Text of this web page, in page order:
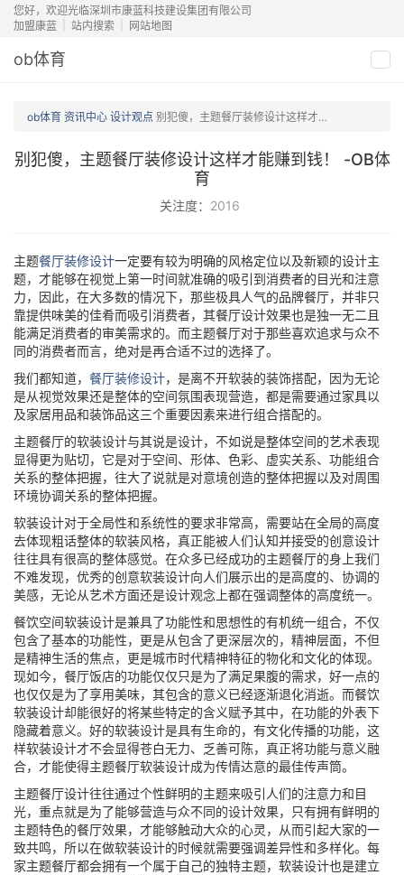
您好，欢迎光临深圳市康蓝科技建设集团有限公司
加盟康蓝
站内搜索 网站地图
ob体育
切
ob体育 资讯中心 设计观点 别犯傻，主题餐厅装修设计这样才能赚到钱！
别犯傻，主题餐厅装修设计这样才能赚到钱！ -OB体
育
关注度： 2016
主题餐厅装修设计一定要有较为明确的风格定位以及新颖的设计主
题，才能够在视觉上第一时间就准确的吸引到消费者的目光和注意
力，因此，在大多数的情况下，那些极具人气的品牌餐厅，并非只
靠提供味美的佳肴而吸引消费者，其餐厅设计效果也是独一无二且
能满足消费者的审美需求的。而主题餐厅对于那些喜欢追求与众不
同的消费者而言，绝对是再合适不过的选择了。
我们都知道， 餐厅装修设计，是离不开软装的装饰搭配，因为无论
是从视觉效果还是整体的空间氛围表现营造，都是需要通过家具以
及家居用品和装饰品这三个重要因素来进行组合搭配的。
主题餐厅的软装设计与其说是设计，不如说是整体空间的艺术表现
显得更为贴切，它是对于空间、形体、色彩、虚实关系、功能组合
关系的整体把握，往大了说就是对意境创造的整体把握以及对周围
环境协调关系的整体把握。
软装设计对于全局性和系统性的要求非常高，需要站在全局的高度
去体现粗话整体的软装风格，真正能被人们认知并接受的创意设计
往往具有很高的整体感觉。在众多已经成功的主题餐厅的身上我们
不难发现，优秀的创意软装设计向人们展示出的是高度的、协调的
美感，无论从艺术方面还是设计观念上都在强调整体的高度统一。
餐饮空间软装设计是兼具了功能性和思想性的有机统一组合，不仅
包含了基本的功能性，更是从包含了更深层次的，精神层面，不但
是精神生活的焦点，更是城市时代精神特征的物化和文化的体现。
现如今，餐厅饭店的功能仅仅只是为了满足果腹的需求，好一点的
也仅仅是为了享用美味，其包含的意义已经逐渐退化消逝。而餐饮
软装设计却能很好的将某些特定的含义赋予其中，在功能的外表下
隐藏着意义。好的软装设计是具有生命的，有文化传播的功能，这
样软装设计才不会显得苍白无力、乏善可陈，真正将功能与意义融
合，才能使得主题餐厅软装设计成为传情达意的最佳传声筒。
主题餐厅设计往往通过个性鲜明的主题来吸引人们的注意力和目
光，重点就是为了能够营造与众不同的设计效果，只有拥有鲜明的
主题特色的餐厅效果，才能够触动大众的心灵，从而引起大家的一
致共鸣，所以在做软装设计的时候就需要强调差异性和多样化。每
家主题餐厅都会拥有一个属于自己的独特主题，软装设计也是建立